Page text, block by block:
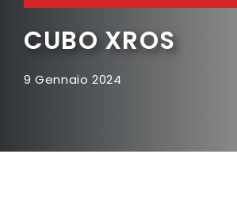
CUBO XROS
9 Gennaio 2024